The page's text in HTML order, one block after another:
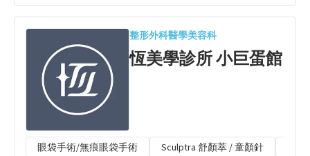
整形外科醫學美容科
恆美學診所 小巨蛋館
眼袋手術/無痕眼袋手術 Sculptra 舒顏萃 / 童顏針